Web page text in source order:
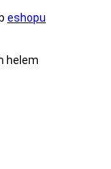
eshopu